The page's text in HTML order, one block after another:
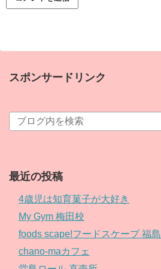
スポンサードリンク
最近の投稿
4歳児は知育菓子が大好き
My Gym 梅田校
foods scape!フードスケープ 福島
chano-maカフェ